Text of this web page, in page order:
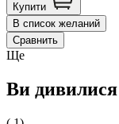
Купити
В список желаний
Сравнить
Ще
Ви дивилися